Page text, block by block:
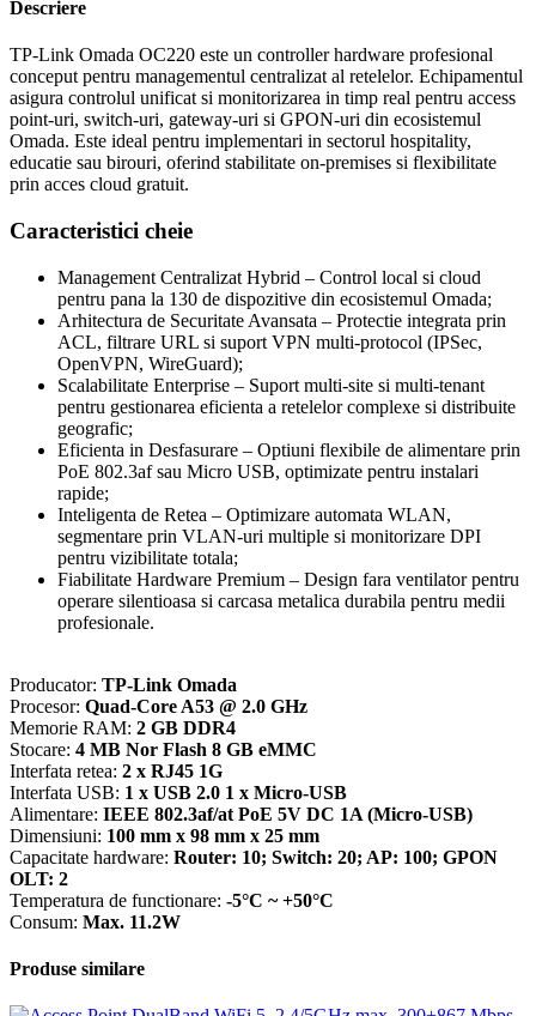
Descriere
TP-Link Omada OC220 este un controller hardware profesional
conceput pentru managementul centralizat al retelelor. Echipamentul
asigura controlul unificat si monitorizarea in timp real pentru access
point-uri, switch-uri, gateway-uri si GPON-uri din ecosistemul
Omada. Este ideal pentru implementari in sectorul hospitality,
educatie sau birouri, oferind stabilitate on-premises si flexibilitate
prin acces cloud gratuit.
Caracteristici cheie
Management Centralizat Hybrid – Control local si cloud
pentru pana la 130 de dispozitive din ecosistemul Omada;
Arhitectura de Securitate Avansata – Protectie integrata prin
ACL, filtrare URL si suport VPN multi-protocol (IPSec,
OpenVPN, WireGuard);
Scalabilitate Enterprise – Suport multi-site si multi-tenant
pentru gestionarea eficienta a retelelor complexe si distribuite
geografic;
Eficienta in Desfasurare – Optiuni flexibile de alimentare prin
PoE 802.3af sau Micro USB, optimizate pentru instalari
rapide;
Inteligenta de Retea – Optimizare automata WLAN,
segmentare prin VLAN-uri multiple si monitorizare DPI
pentru vizibilitate totala;
Fiabilitate Hardware Premium – Design fara ventilator pentru
operare silentioasa si carcasa metalica durabila pentru medii
profesionale.
Producator: TP-Link Omada
Procesor: Quad-Core A53 @ 2.0 GHz
Memorie RAM: 2 GB DDR4
Stocare: 4 MB Nor Flash 8 GB eMMC
Interfata retea: 2 x RJ45 1G
Interfata USB: 1 x USB 2.0 1 x Micro-USB
Alimentare: IEEE 802.3af/at PoE 5V DC 1A (Micro-USB)
Dimensiuni: 100 mm x 98 mm x 25 mm
Capacitate hardware: Router: 10; Switch: 20; AP: 100; GPON
OLT: 2
Temperatura de functionare: -5°C ~ +50°C
Consum: Max. 11.2W
Produse similare